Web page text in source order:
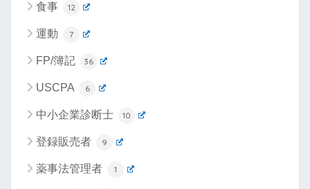
食事 12
運動 7
FP/簿記 36
USCPA 6
中小企業診断士 10
登録販売者 9
薬事法管理者 1